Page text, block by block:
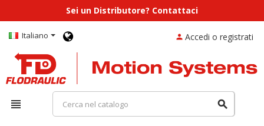
Sei un Distributore? Contattaci
Italiano
view_headline search
person Accedi o registrati